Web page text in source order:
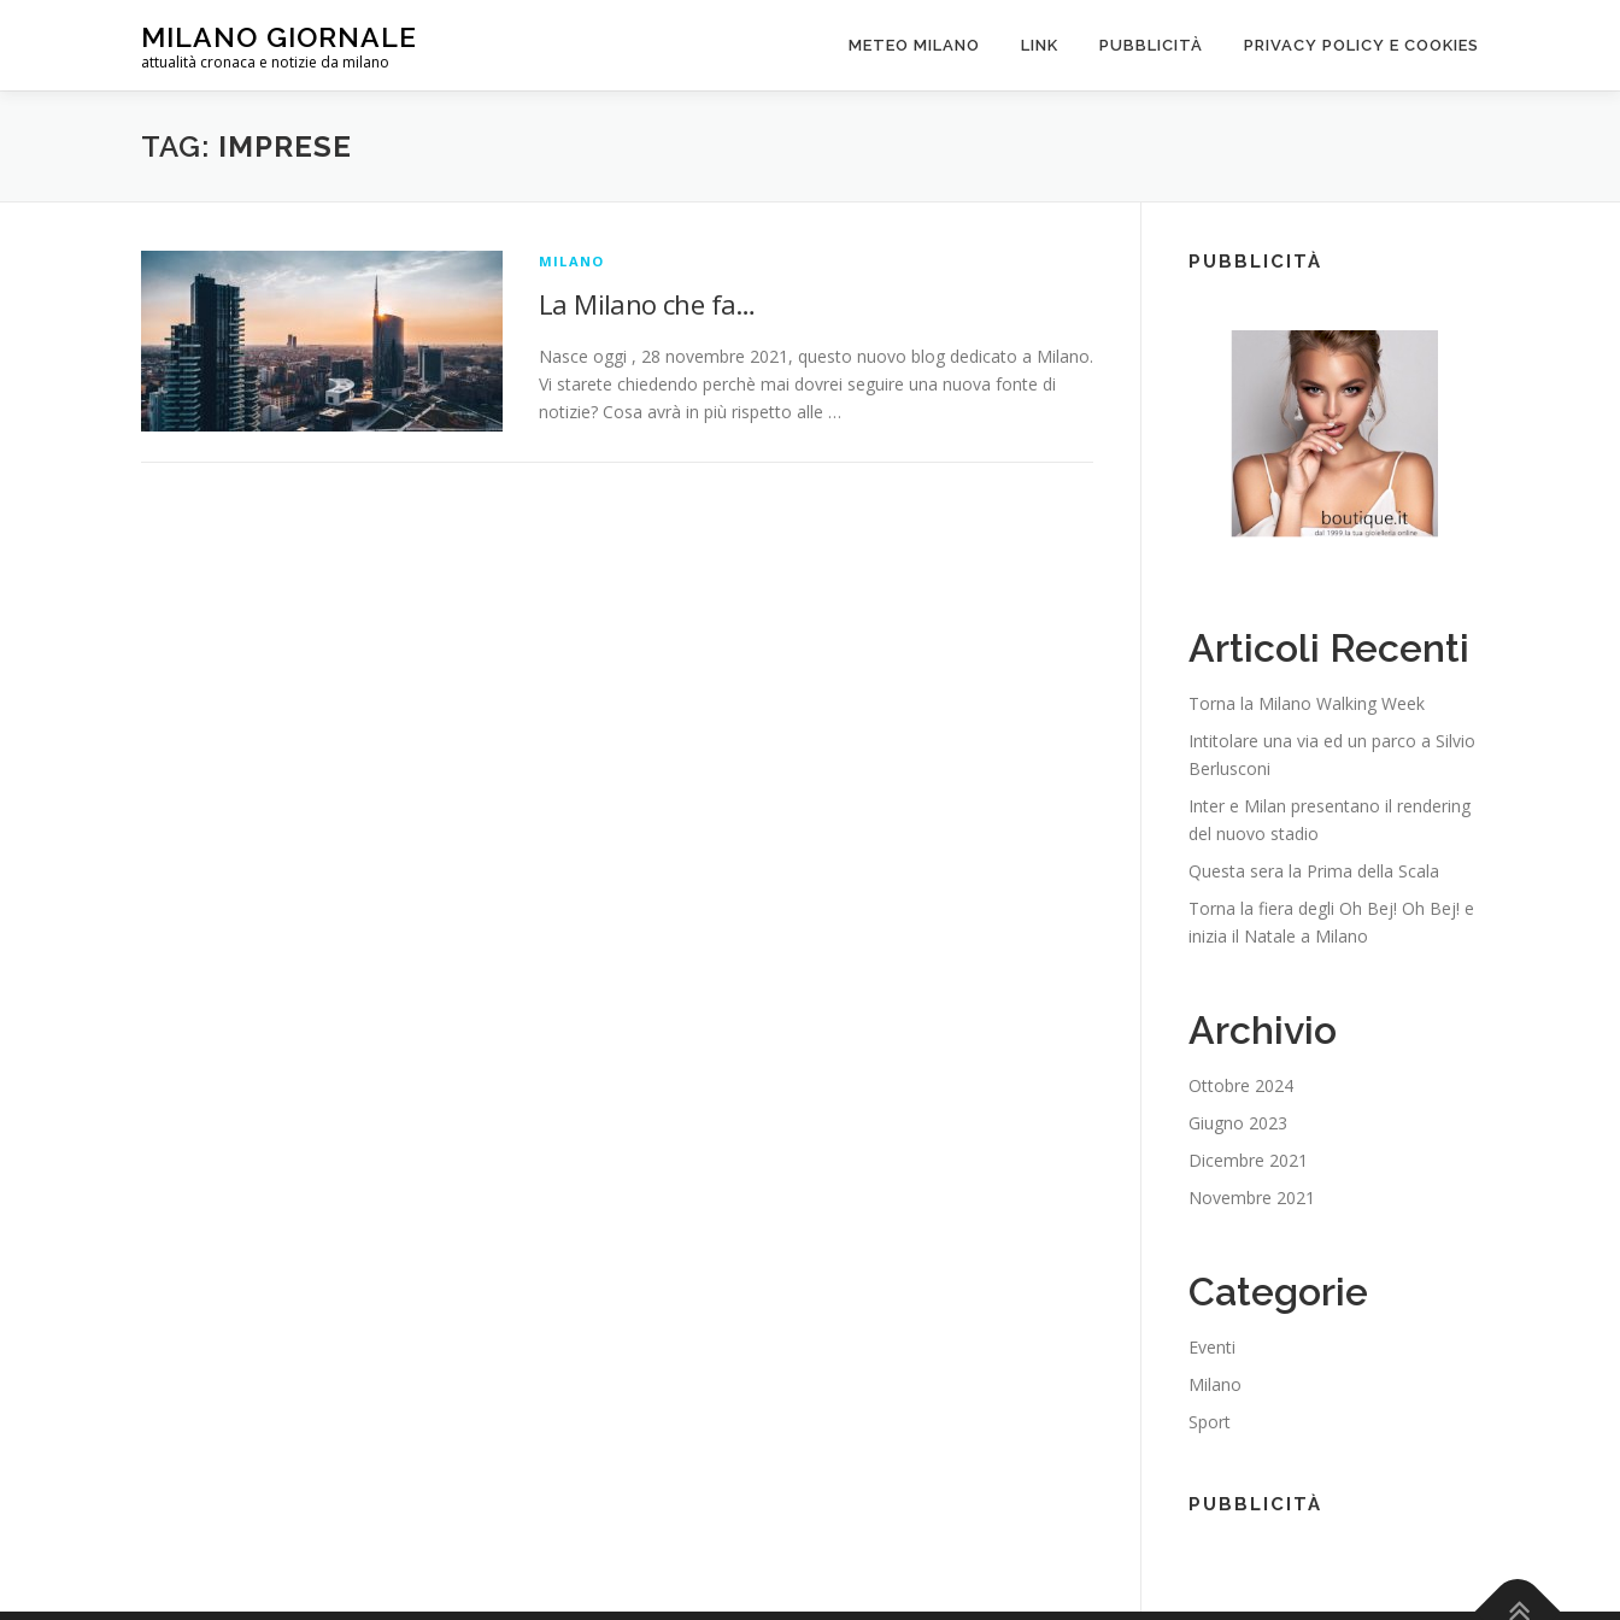
MILANO GIORNALE
attualità cronaca e notizie da milano
METEO MILANO LINK PUBBLICITÀ PRIVACY POLICY E COOKIES
TAG: IMPRESE
MILANO
La Milano che fa…
Nasce oggi , 28 novembre 2021, questo nuovo blog dedicato a Milano.
Vi starete chiedendo perchè mai dovrei seguire una nuova fonte di
notizie? Cosa avrà in più rispetto alle …
PUBBLICITÀ
Articoli Recenti
Torna la Milano Walking Week
Intitolare una via ed un parco a Silvio
Berlusconi
Inter e Milan presentano il rendering
del nuovo stadio
Questa sera la Prima della Scala
Torna la fiera degli Oh Bej! Oh Bej! e
inizia il Natale a Milano
Archivio
Ottobre 2024
Giugno 2023
Dicembre 2021
Novembre 2021
Categorie
Eventi
Milano
Sport
PUBBLICITÀ